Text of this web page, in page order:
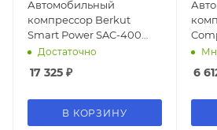
Автомобильный
компрессор Berkut
Smart Power SAC-400
110л/мин шланг 3.1м
Достаточно
17 325 ₽
В КОРЗИНУ
6